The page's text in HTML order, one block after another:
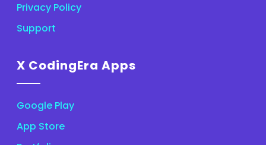
Privacy Policy
Support
X CodingEra Apps
Google Play
App Store